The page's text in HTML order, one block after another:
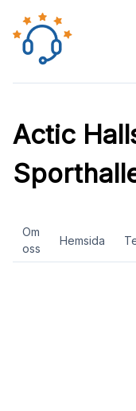
Actic
Om
oss
Hemsida